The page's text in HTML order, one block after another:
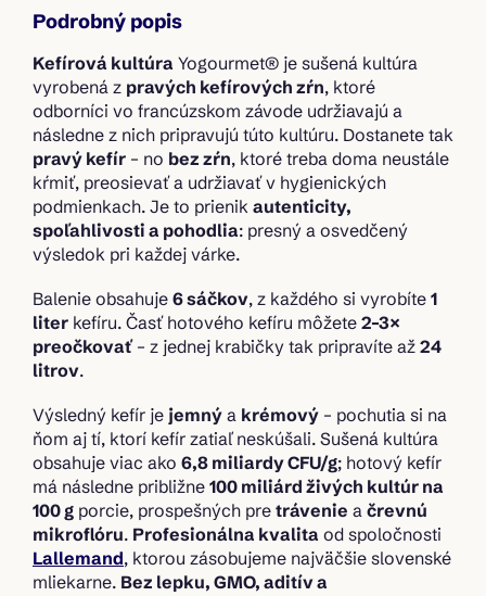
Podrobný popis
Kefírová kultúra Yogourmet® je sušená kultúra
vyrobená z pravých kefírových zŕn, ktoré
odborníci vo francúzskom závode udržiavajú a
následne z nich pripravujú túto kultúru. Dostanete tak
pravý kefír – no bez zŕn, ktoré treba doma neustále
kŕmiť, preosievať a udržiavať v hygienických
podmienkach. Je to prienik autenticity,
spoľahlivosti a pohodlia: presný a osvedčený
výsledok pri každej várke.
Balenie obsahuje 6 sáčkov, z každého si vyrobíte 1
liter kefíru. Časť hotového kefíru môžete 2–3×
preočkovať– z jednej krabičky tak pripravíte až 24
litrov.
Výsledný kefír je jemný a krémový – pochutia si na
ňom aj tí, ktorí kefír zatiaľ neskúšali. Sušená kultúra
obsahuje viac ako 6,8 miliardy CFU/g; hotový kefír
má následne približne 100 miliárd živých kultúr na
100 g porcie, prospešných pre trávenie a črevnú
mikroflóru. Profesionálna kvalita od spoločnosti
Lallemand, ktorou zásobujeme najväčšie slovenské
mliekarne. Bez lepku, GMO, aditív a